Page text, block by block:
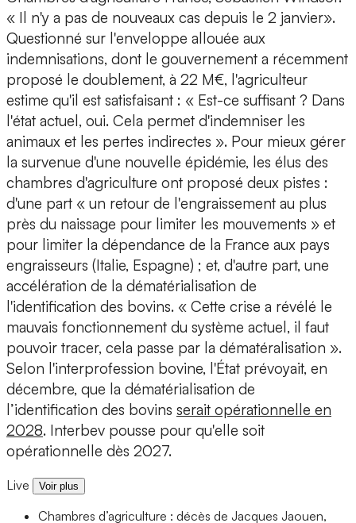
« Il n'y a pas de nouveaux cas depuis le 2 janvier».
Questionné sur l'enveloppe allouée aux
indemnisations, dont le gouvernement a récemment
proposé le doublement, à 22 M€, l'agriculteur
estime qu'il est satisfaisant : « Est-ce suffisant ? Dans
l'état actuel, oui. Cela permet d'indemniser les
animaux et les pertes indirectes ». Pour mieux gérer
la survenue d'une nouvelle épidémie, les élus des
chambres d'agriculture ont proposé deux pistes :
d'une part « un retour de l'engraissement au plus
près du naissage pour limiter les mouvements » et
pour limiter la dépendance de la France aux pays
engraisseurs (Italie, Espagne) ; et, d'autre part, une
accélération de la dématérialisation de
l'identification des bovins. « Cette crise a révélé le
mauvais fonctionnement du système actuel, il faut
pouvoir tracer, cela passe par la dématéralisation ».
Selon l'interprofession bovine, l'État prévoyait, en
décembre, que la dématérialisation de
l’identification des bovins serait opérationnelle en
2028. Interbev pousse pour qu'elle soit
opérationnelle dès 2027.
Live Voir plus
Chambres d’agriculture : décès de Jacques Jaouen,